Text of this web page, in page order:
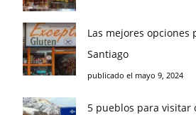
Las mejores opciones
Santiago
publicado el mayo 9, 2024
5 pueblos para visitar